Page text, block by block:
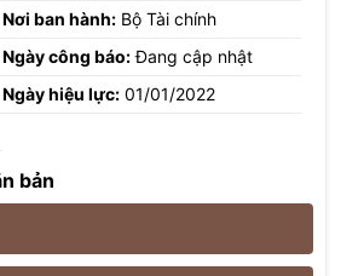
Nơi ban hành: Bộ Tài chính
Ngày công báo:Đang cập nhật
Ngày hiệu lực: 01/01/2022
bản